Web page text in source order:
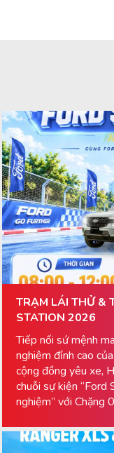
TRẠM LÁI THỬ &
STATION 2026
Tiếp nối sứ mệnh
nghiệm đỉnh cao
cộng đồng yêu xe,
chuỗi sự kiện
nghiệm” với Chặng